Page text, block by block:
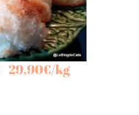
29,90€/kg